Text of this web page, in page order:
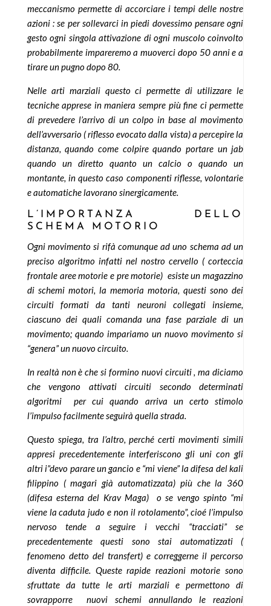
meccanismo permette di accorciare i tempi delle nostre
azioni : se per sollevarci in piedi dovessimo pensare ogni
gesto ogni singola attivazione di ogni muscolo coinvolto
probabilmente impareremo a muoverci dopo 50 anni e a
tirare un pugno dopo 80.
Nelle arti marziali questo ci permette di utilizzare le
tecniche apprese in maniera sempre più fine ci permette
di prevedere l’arrivo di un colpo in base al movimento
dell’avversario ( riflesso evocato dalla vista) a percepire la
distanza, quando come colpire quando portare un jab
quando un diretto quanto un calcio o quando un
montante, in questo caso componenti riflesse, volontarie
e automatiche lavorano sinergicamente.
L’IMPORTANZA DELLO
SCHEMA MOTORIO
Ogni movimento si rifà comunque ad uno schema ad un
preciso algoritmo infatti nel nostro cervello ( corteccia
frontale aree motorie e pre motorie) esiste un magazzino
di schemi motori, la memoria motoria, questi sono dei
circuiti formati da tanti neuroni collegati insieme,
ciascuno dei quali comanda una fase parziale di un
movimento; quando impariamo un nuovo movimento si
“genera” un nuovo circuito.
In realtà non è che si formino nuovi circuiti , ma diciamo
che vengono attivati circuiti secondo determinati
algoritmi per cui quando arriva un certo stimolo
l’impulso facilmente seguirà quella strada.
Questo spiega, tra l’altro, perché certi movimenti simili
appresi precedentemente interferiscono gli uni con gli
altri i”devo parare un gancio e “mi viene” la difesa del kali
filippino ( magari già automatizzata) più che la 360
(difesa esterna del Krav Maga) o se vengo spinto “mi
viene la caduta judo e non il rotolamento”, cioé l’impulso
nervoso tende a seguire i vecchi “tracciati” se
precedentemente questi sono stai automatizzati (
fenomeno detto del transfert) e correggerne il percorso
diventa difficile. Queste rapide reazioni motorie sono
sfruttate da tutte le arti marziali e permettono di
sovrapporre nuovi schemi annullando le reazioni